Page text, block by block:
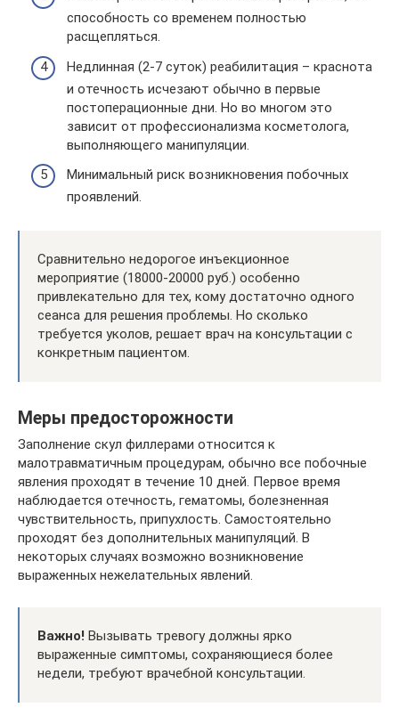
способность со временем полностью
расщепляться.
Недлинная (2-7 суток) реабилитация – краснота
и отечность исчезают обычно в первые
постоперационные дни. Но во многом это
зависит от профессионализма косметолога,
выполняющего манипуляции.
Минимальный риск возникновения побочных
проявлений.
Сравнительно недорогое инъекционное
мероприятие (18000-20000 руб.) особенно
привлекательно для тех, кому достаточно одного
сеанса для решения проблемы. Но сколько
требуется уколов, решает врач на консультации с
конкретным пациентом.
Меры предосторожности
Заполнение скул филлерами относится к
малотравматичным процедурам, обычно все побочные
явления проходят в течение 10 дней. Первое время
наблюдается отечность, гематомы, болезненная
чувствительность, припухлость. Самостоятельно
проходят без дополнительных манипуляций. В
некоторых случаях возможно возникновение
выраженных нежелательных явлений.
Важно! Вызывать тревогу должны ярко
выраженные симптомы, сохраняющиеся более
недели, требуют врачебной консультации.